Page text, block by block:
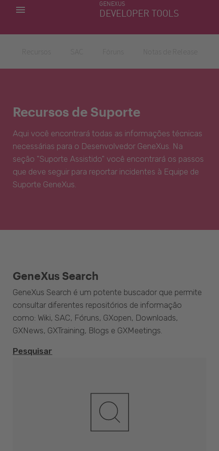
GENEXUS
DEVELOPER TOOLS
MINHAS APLICACÕES
Recursos de Suporte
Aqui você encontrará todas as informações técnicas
necessárias para o Desenvolvedor GeneXus. Na
seção "Suporte Assistido" você encontrará os passos
que deve seguir para reportar incidentes à Equipe de
Suporte GeneXus.
GeneXus Search
GeneXus Search é um potente buscador que permite
consultar diferentes repositórios de informação
como: Wiki, SAC, Fóruns, GXopen, Downloads,
GXNews, GXTraining, Blogs e GXMeetings.
Pesquisar